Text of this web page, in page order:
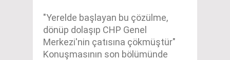
"Yerelde başlayan bu çözülme,
dönüp dolaşıp CHP Genel
Merkezi'nin çatısına çökmüştür"
Konuşmasının son bölümünde